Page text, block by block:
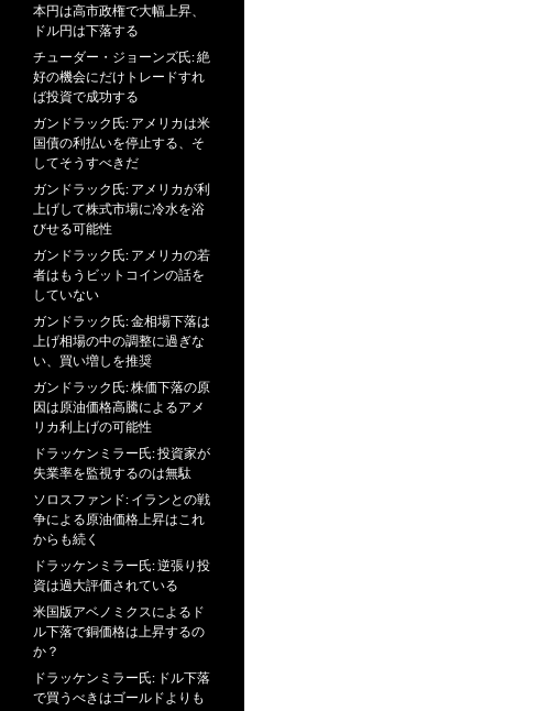
本円は高市政権で大幅上昇、
ドル円は下落する
チューダー・ジョーンズ氏: 絶
好の機会にだけトレードすれ
ば投資で成功する
ガンドラック氏: アメリカは米
国債の利払いを停止する、そ
してそうすべきだ
ガンドラック氏: アメリカが利
上げして株式市場に冷水を浴
びせる可能性
ガンドラック氏: アメリカの若
者はもうビットコインの話を
していない
ガンドラック氏: 金相場下落は
上げ相場の中の調整に過ぎな
い、買い増しを推奨
ガンドラック氏: 株価下落の原
因は原油価格高騰によるアメ
リカ利上げの可能性
ドラッケンミラー氏: 投資家が
失業率を監視するのは無駄
ソロスファンド: イランとの戦
争による原油価格上昇はこれ
からも続く
ドラッケンミラー氏: 逆張り投
資は過大評価されている
米国版アベノミクスによるド
ル下落で銅価格は上昇するの
か？
ドラッケンミラー氏: ドル下落
で買うべきはゴールドよりも